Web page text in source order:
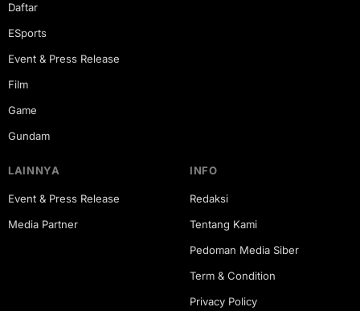
Daftar
ESports
Event & Press Release
Film
Game
Gundam
LAINNYA
Event & Press Release
Media Partner
INFO
Redaksi
Tentang Kami
Pedoman Media Siber
Term & Condition
Privacy Policy